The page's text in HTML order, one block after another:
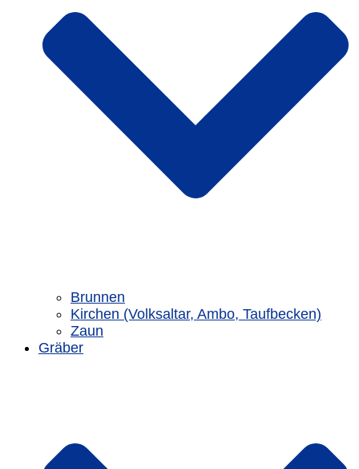
Brunnen
Kirchen (Volksaltar, Ambo, Taufbecken)
Zaun
Gräber